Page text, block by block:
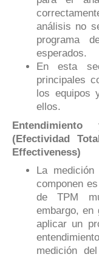
análisis no
programa
esperados.
En esta
principales
los equipos
ellos.
(Efectividad
Effectiveness)
La
componen
de TPM
embargo, en
aplicar un
medición